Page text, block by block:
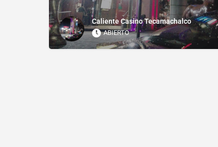
Caliente Casino Tecamachalco
ABIERTO